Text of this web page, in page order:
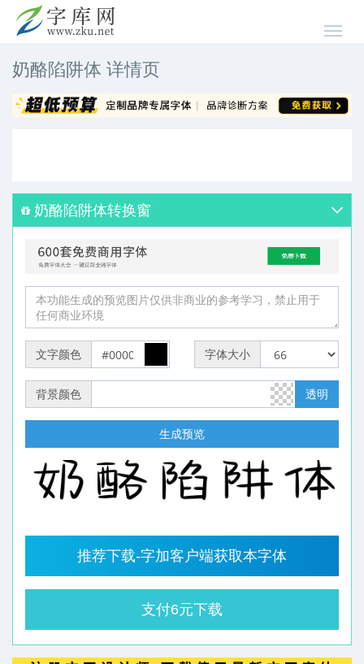
奶酪陷阱体 详情页
奶酪陷阱体转换窗
文字颜色 字体大小
背景颜色 透明
生成预览
推荐下载-字加客户端获取本字体
支付6元下载